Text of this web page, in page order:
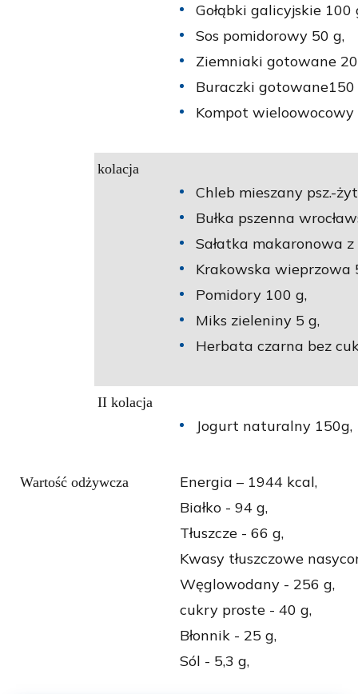
Gołąbki galicyjskie 100
Sos pomidorowy 50 g,
Ziemniaki gotowane
Buraczki gotowane150
Kompot wieloowocowy
kolacja
Chleb mieszany psz.-
Bułka pszenna
Sałatka makaronowa
Krakowska wieprzowa
Pomidory 100 g,
Miks zieleniny 5 g,
Herbata czarna bez
II kolacja
Jogurt naturalny 150g,
Wartość odżywcza
Energia – 1944 kcal,
Białko - 94 g,
Tłuszcze - 66 g,
Kwasy tłuszczowe
Węglowodany - 256 g,
cukry proste - 40 g,
Błonnik - 25 g,
Sól - 5,3 g,